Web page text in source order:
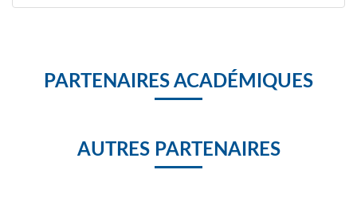
PARTENAIRES ACADÉMIQUES
AUTRES PARTENAIRES